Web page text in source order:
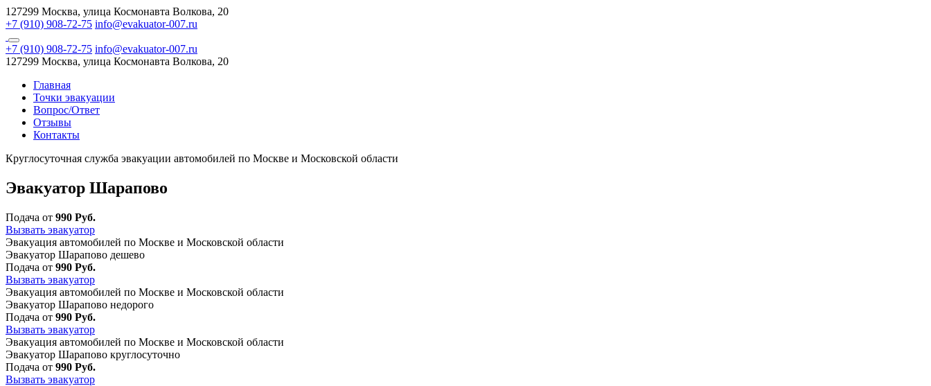
127299 Москва, улица Космонавта Волкова, 20
+7 (910) 908-72-75 info@evakuator-007.ru
+7 (910) 908-72-75 info@evakuator-007.ru
127299 Москва, улица Космонавта Волкова, 20
Главная
Точки эвакуации
Вопрос/Ответ
Отзывы
Контакты
Круглосуточная служба эвакуации автомобилей по Москве и Московской области
Эвакуатор Шарапово
Подача от 990 Руб.
Вызвать эвакуатор
Эвакуация автомобилей по Москве и Московской области
Эвакуатор Шарапово дешево
Подача от 990 Руб.
Вызвать эвакуатор
Эвакуация автомобилей по Москве и Московской области
Эвакуатор Шарапово недорого
Подача от 990 Руб.
Вызвать эвакуатор
Эвакуация автомобилей по Москве и Московской области
Эвакуатор Шарапово круглосуточно
Подача от 990 Руб.
Вызвать эвакуатор